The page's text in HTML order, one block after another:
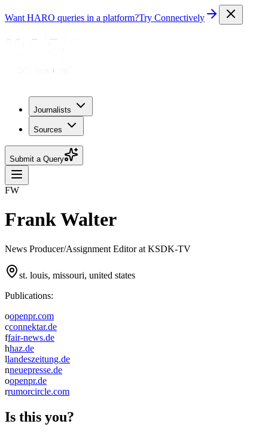
Want HARO queries in a platform?Try Connectively
Journalists
Sources
Submit a Query
FW
Frank Walter
News Producer/Assignment Editor at KSDK-TV
st. louis, missouri, united states
Publications:
oopenpr.com
cconnektar.de
ffair-news.de
hhaz.de
llandeszeitung.de
nneuepresse.de
oopenpr.de
rrumorcircle.com
Is this you?